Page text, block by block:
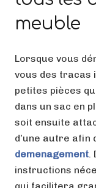
meuble
Lorsque vous
vous des tracas
petites pièces
dans un sac en
soit ensuite
d’une autre afin
demenagement
instructions